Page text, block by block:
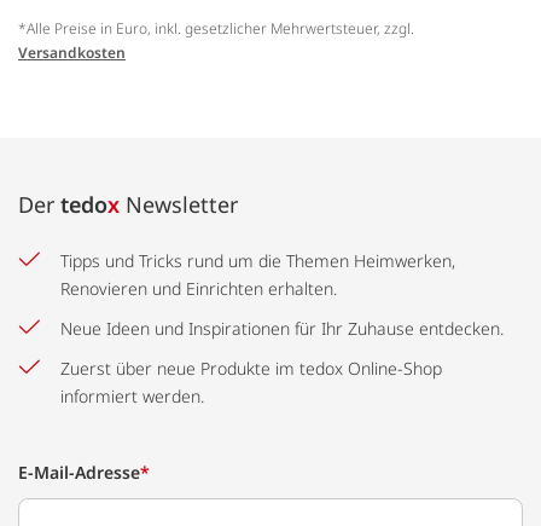
*Alle Preise in Euro, inkl. gesetzlicher Mehrwertsteuer, zzgl.
Versandkosten
Der tedox Newsletter
Tipps und Tricks rund um die Themen Heimwerken,
Renovieren und Einrichten erhalten.
Neue Ideen und Inspirationen für Ihr Zuhause entdecken.
Zuerst über neue Produkte im tedox Online-Shop
informiert werden.
E-Mail-Adresse*